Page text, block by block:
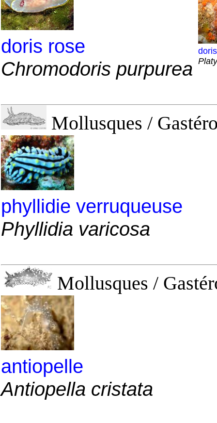
doris rose
Chromodoris purpurea
Mollusques /
phyllidie verruqueuse
Phyllidia varicosa
Mollusques /
antiopelle
Antiopella cristata